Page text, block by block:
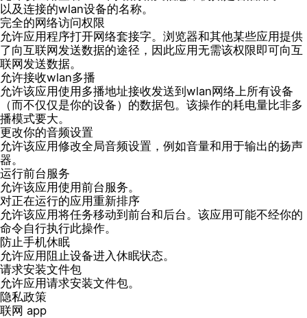
以及连接的wlan设备的名称。
完全的网络访问权限
允许应用程序打开网络套接字。浏览器和其他某些应用提供
了向互联网发送数据的途径，因此应用无需该权限即可向互
联网发送数据。
允许接收wlan多播
允许该应用使用多播地址接收发送到wlan网络上所有设备
（而不仅仅是你的设备）的数据包。该操作的耗电量比非多
播模式要大。
更改你的音频设置
允许该应用修改全局音频设置，例如音量和用于输出的扬声
器。
运行前台服务
允许该应用使用前台服务。
对正在运行的应用重新排序
允许该应用将任务移动到前台和后台。该应用可能不经你的
命令自行执行此操作。
防止手机休眠
允许应用阻止设备进入休眠状态。
请求安装文件包
允许应用请求安装文件包。
隐私政策
联网 app